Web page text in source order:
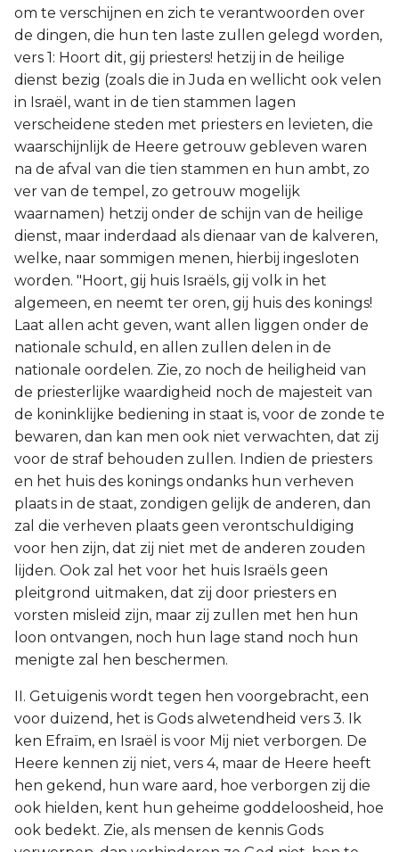
om te verschijnen en zich te verantwoorden over
de dingen, die hun ten laste zullen gelegd worden,
vers 1: Hoort dit, gij priesters! hetzij in de heilige
dienst bezig (zoals die in Juda en wellicht ook velen
in Israël, want in de tien stammen lagen
verscheidene steden met priesters en levieten, die
waarschijnlijk de Heere getrouw gebleven waren
na de afval van die tien stammen en hun ambt, zo
ver van de tempel, zo getrouw mogelijk
waarnamen) hetzij onder de schijn van de heilige
dienst, maar inderdaad als dienaar van de kalveren,
welke, naar sommigen menen, hierbij ingesloten
worden. "Hoort, gij huis Israëls, gij volk in het
algemeen, en neemt ter oren, gij huis des konings!
Laat allen acht geven, want allen liggen onder de
nationale schuld, en allen zullen delen in de
nationale oordelen. Zie, zo noch de heiligheid van
de priesterlijke waardigheid noch de majesteit van
de koninklijke bediening in staat is, voor de zonde te
bewaren, dan kan men ook niet verwachten, dat zij
voor de straf behouden zullen. Indien de priesters
en het huis des konings ondanks hun verheven
plaats in de staat, zondigen gelijk de anderen, dan
zal die verheven plaats geen verontschuldiging
voor hen zijn, dat zij niet met de anderen zouden
lijden. Ook zal het voor het huis Israëls geen
pleitgrond uitmaken, dat zij door priesters en
vorsten misleid zijn, maar zij zullen met hen hun
loon ontvangen, noch hun lage stand noch hun
menigte zal hen beschermen.
II. Getuigenis wordt tegen hen voorgebracht, een
voor duizend, het is Gods alwetendheid vers 3. Ik
ken Efraïm, en Israël is voor Mij niet verborgen. De
Heere kennen zij niet, vers 4, maar de Heere heeft
hen gekend, hun ware aard, hoe verborgen zij die
ook hielden, kent hun geheime goddeloosheid, hoe
ook bedekt. Zie, als mensen de kennis Gods